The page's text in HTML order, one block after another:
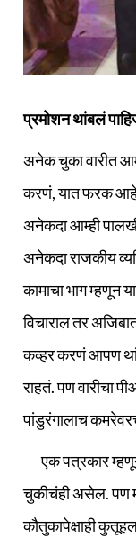
प्रमोशन थांबलं
अनेक चुका वारीत
करणं, यात फरक
अनेकदा आम्ही
अनेकदा राजकीय
कामाचा भाग म्हणून
विचाराल तर
कव्हर करणं आपण
राहतं. पण वारीचा
पांडुरंगालाच
एक पत्रकार
चुकीचंही असेल. पण
कौतुकापेक्षाही